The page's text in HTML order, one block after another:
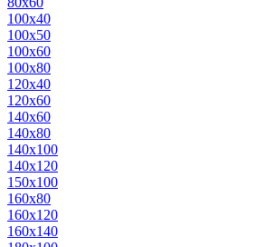
100х40
100х50
100х60
100х80
120х40
120х60
140х60
140х80
140х100
140х120
150х100
160х80
160х120
160х140